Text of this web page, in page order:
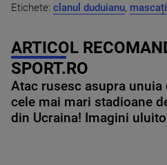
Etichete: clanul duduianu, mascați
ARTICOL
SPORT.RO
Atac rusesc asupra unuia
cele mai mari stadioane
din Ucraina! Imagini